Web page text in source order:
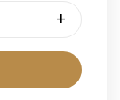
+